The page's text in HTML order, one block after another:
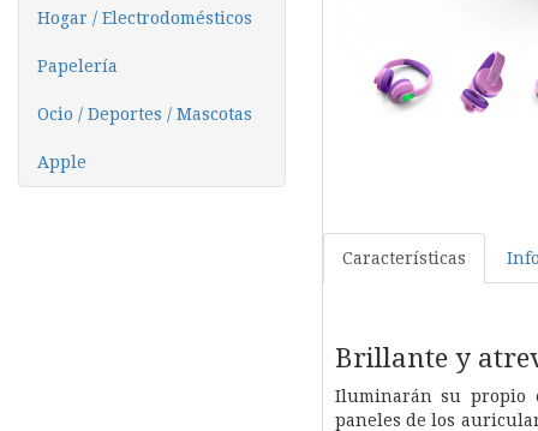
Hogar / Electrodomésticos
Papelería
Ocio / Deportes / Mascotas
Apple
Características
Brillante y
Iluminarán su propio
paneles de los